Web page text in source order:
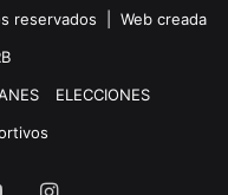
reservados | Web creada
ELECCIONES